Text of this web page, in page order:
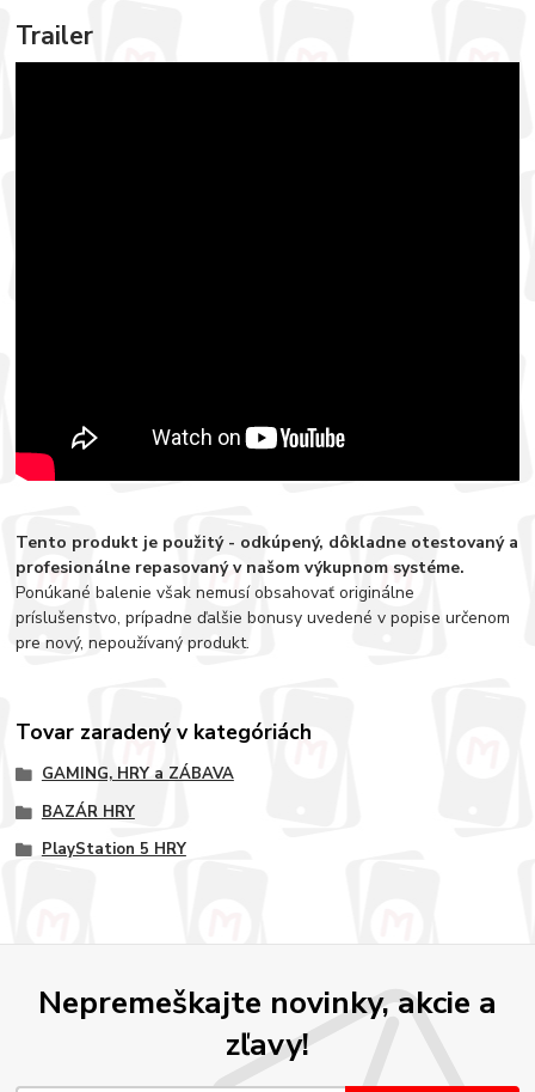
Trailer
Tento produkt je použitý - odkúpený, dôkladne otestovaný a
profesionálne repasovaný v našom výkupnom systéme.
Ponúkané balenie však nemusí obsahovať originálne
príslušenstvo, prípadne ďalšie bonusy uvedené v popise určenom
pre nový, nepoužívaný produkt.
Tovar zaradený v kategóriách
GAMING, HRY a ZÁBAVA
BAZÁR HRY
PlayStation 5 HRY
Nepremeškajte novinky, akcie a
zľavy!